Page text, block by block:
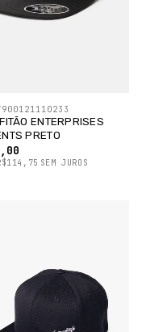
ENTERPRISES
PRETO
SEM JUROS